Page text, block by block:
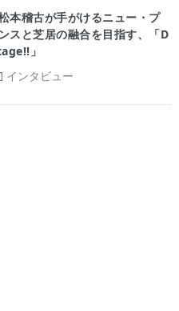
インタビュー
本稽古が手がけるニュー・プ
スと芝居の融合を目指す、「D
」